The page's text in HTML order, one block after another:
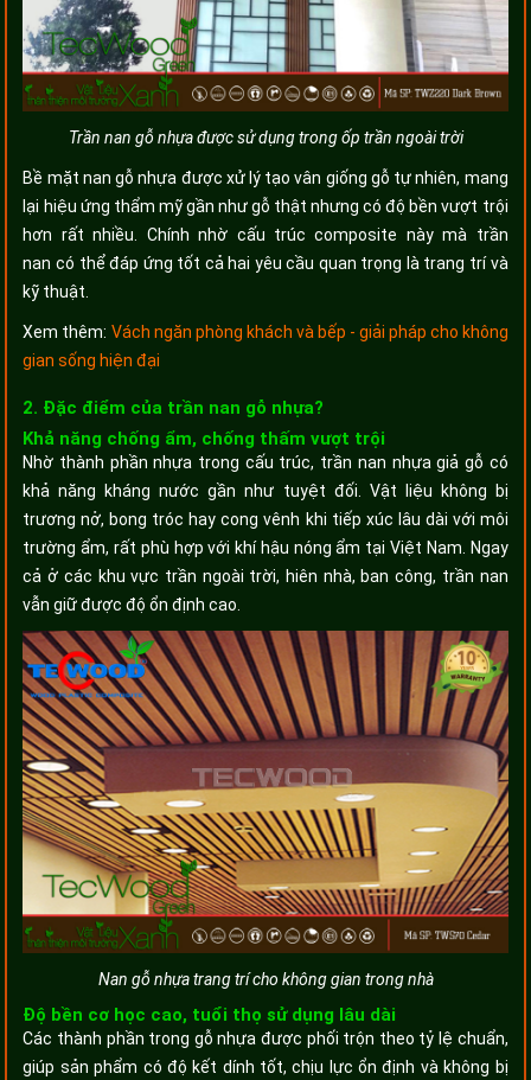
Trần nan gỗ nhựa được sử dụng trong ốp trần ngoài trời
Bề mặt nan gỗ nhựa được xử lý tạo vân giống gỗ tự nhiên, mang
lại hiệu ứng thẩm mỹ gần như gỗ thật nhưng có độ bền vượt trội
hơn rất nhiều. Chính nhờ cấu trúc composite này mà trần
nan có thể đáp ứng tốt cả hai yêu cầu quan trọng là trang trí và
kỹ thuật.
Xem thêm: Vách ngăn phòng khách và bếp - giải pháp cho không
gian sống hiện đại
2. Đặc điểm của trần nan gỗ nhựa?
Khả năng chống ẩm, chống thấm vượt trội
Nhờ thành phần nhựa trong cấu trúc, trần nan nhựa giả gỗ có
khả năng kháng nước gần như tuyệt đối. Vật liệu không bị
trương nở, bong tróc hay cong vênh khi tiếp xúc lâu dài với môi
trường ẩm, rất phù hợp với khí hậu nóng ẩm tại Việt Nam. Ngay
cả ở các khu vực trần ngoài trời, hiên nhà, ban công, trần nan
vẫn giữ được độ ổn định cao.
Nan gỗ nhựa trang trí cho không gian trong nhà
Độ bền cơ học cao, tuổi thọ sử dụng lâu dài
Các thành phần trong gỗ nhựa được phối trộn theo tỷ lệ chuẩn,
giúp sản phẩm có độ kết dính tốt, chịu lực ổn định và không bị